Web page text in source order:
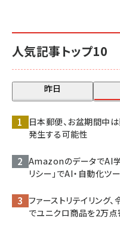
人気記事トップ10
昨日
日本郵便、お盆期間中
発生する可能性
AmazonのデータでAI学
リシー」でAI・自動化
ファーストリテイリン
でユニクロ商品を2万